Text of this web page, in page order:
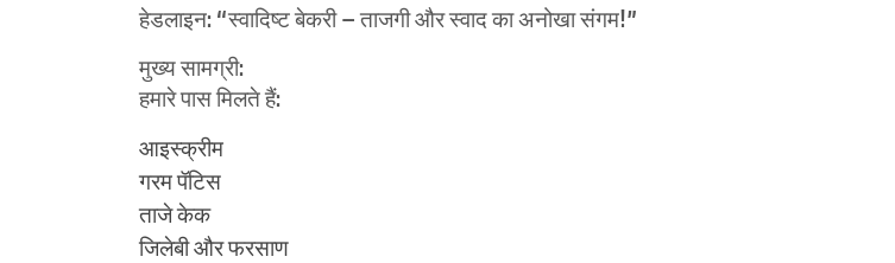
हेडलाइन: “स्वादिष्ट बेकरी – ताजगी और स्वाद का अनोखा संगम!”
मुख्य सामग्री:
हमारे पास मिलते हैं:
आइस्क्रीम
गरम पॅटिस
ताजे केक
जिलेबी और फरसाण